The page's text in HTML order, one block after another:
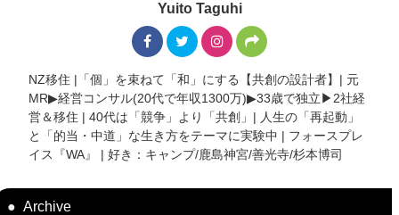
Yuito Taguhi
NZ移住 |「個」を束ねて「和」にする【共創の設計者】| 元
MR▶︎経営コンサル(20代で年収1300万)▶︎33歳で独立▶︎2社経
営＆移住 | 40代は「競争」より「共創」| 人生の「再起動」
と「的当・中道」な生き方をテーマに実験中 | フォースプレ
イス『WA』 | 好き：キャンプ/鹿島神宮/善光寺/杉本博司
Archive